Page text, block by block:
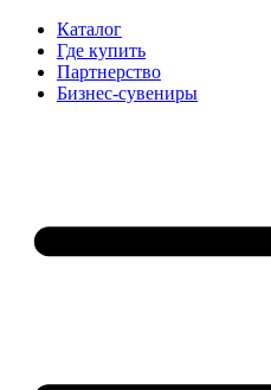
Каталог
Где купить
Партнерство
Бизнес-сувениры